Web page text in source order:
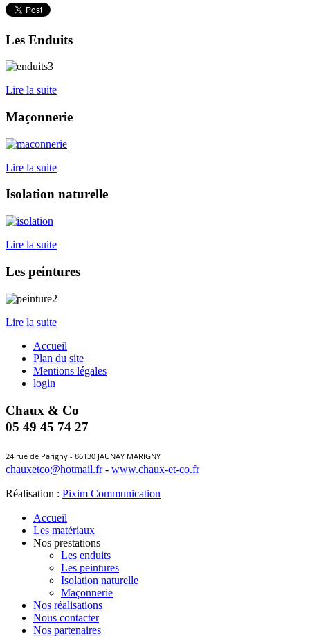
Les Enduits
Lire la suite
Maçonnerie
Lire la suite
Isolation naturelle
Lire la suite
Les peintures
Lire la suite
Accueil
Plan du site
Mentions légales
login
Chaux & Co
05 49 45 74 27
24 rue de Parigny - 86130 JAUNAY MARIGNY
chauxetco@hotmail.fr- www.chaux-et-co.fr
Réalisation : Pixim Communication
Accueil
Les matériaux
Nos prestations
Les enduits
Les peintures
Isolation naturelle
Maçonnerie
Nos réalisations
Nous contacter
Nos partenaires